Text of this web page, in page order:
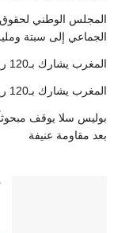
المجلس الوطني لحقوق
الجماعي إلى سبتة
المغرب يشارك بـ120 رياضيا في دورة تارانتو 2026
المغرب يشارك بـ120 رياضيا في دورة تارانتو 2026
بوليس سلا يوقف
بعد مقاومة عنيفة